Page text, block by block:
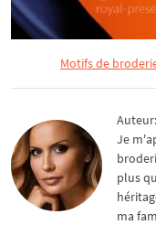
Motifs de
Auteur:
Je
plus
ma